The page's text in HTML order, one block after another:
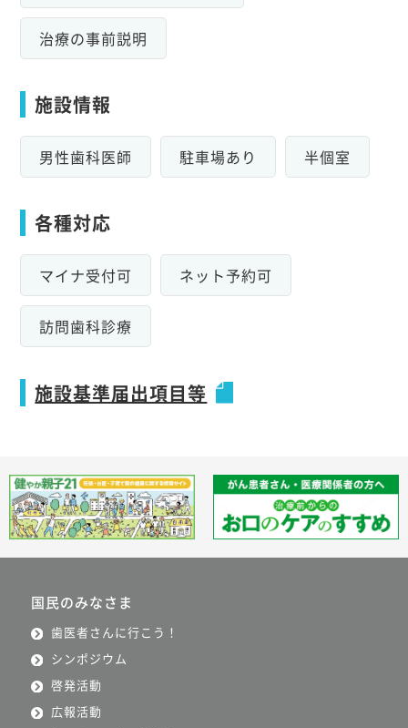
治療の事前説明
施設情報
男性歯科医師 駐車場あり 半個室
各種対応
マイナ受付可 ネット予約可
訪問歯科診療
施設基準届出項目等
国民のみなさま
歯医者さんに行こう！
シンポジウム
啓発活動
広報活動